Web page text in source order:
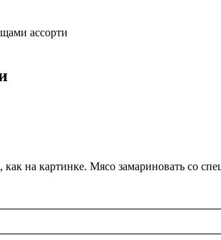
ассорти
на картинке. Мясо замариновать со